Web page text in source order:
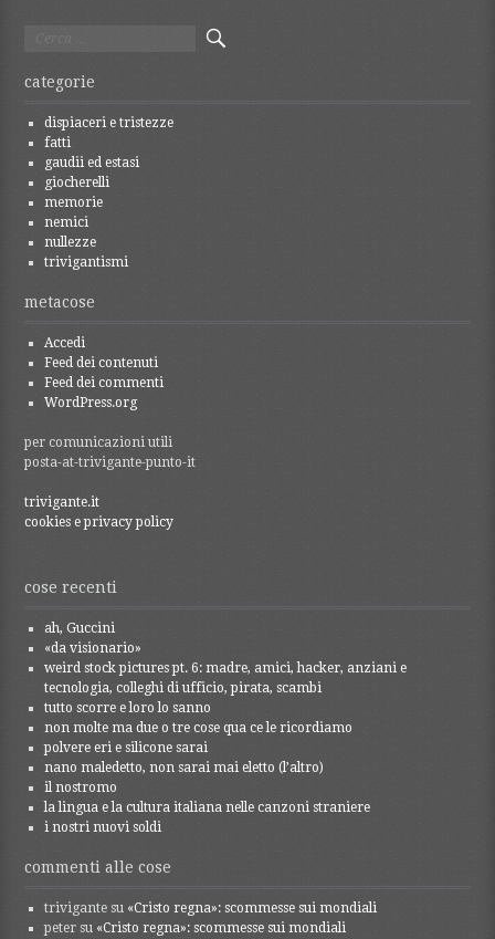
per:
categorie
dispiaceri e tristezze
fatti
gaudii ed estasi
giocherelli
memorie
nemici
nullezze
trivigantismi
metacose
Accedi
Feed dei contenuti
Feed dei commenti
WordPress.org
per comunicazioni utili
posta-at-trivigante-punto-it
trivigante.it
cookies e privacy policy
cose recenti
ah, Guccini
«da visionario»
weird stock pictures pt. 6: madre, amici, hacker, anziani e
tecnologia, colleghi di ufficio, pirata, scambi
tutto scorre e loro lo sanno
non molte ma due o tre cose qua ce le ricordiamo
polvere eri e silicone sarai
nano maledetto, non sarai mai eletto (l’altro)
il nostromo
la lingua e la cultura italiana nelle canzoni straniere
i nostri nuovi soldi
commenti alle cose
trivigante su «Cristo regna»: scommesse sui mondiali
peter su «Cristo regna»: scommesse sui mondiali